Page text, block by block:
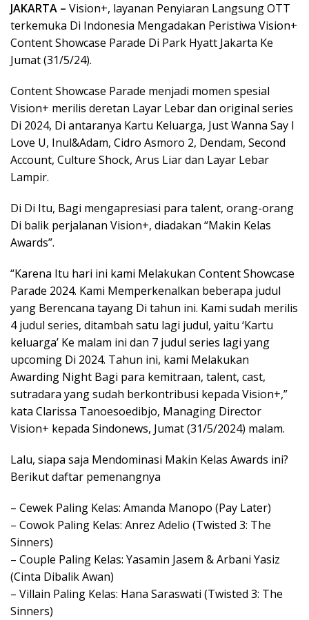
JAKARTA – Vision+, layanan Penyiaran Langsung OTT
terkemuka Di Indonesia Mengadakan Peristiwa Vision+
Content Showcase Parade Di Park Hyatt Jakarta Ke
Jumat (31/5/24).
Content Showcase Parade menjadi momen spesial
Vision+ merilis deretan Layar Lebar dan original series
Di 2024, Di antaranya Kartu Keluarga, Just Wanna Say I
Love U, Inul&Adam, Cidro Asmoro 2, Dendam, Second
Account, Culture Shock, Arus Liar dan Layar Lebar
Lampir.
Di Di Itu, Bagi mengapresiasi para talent, orang-orang
Di balik perjalanan Vision+, diadakan “Makin Kelas
Awards”.
“Karena Itu hari ini kami Melakukan Content Showcase
Parade 2024. Kami Memperkenalkan beberapa judul
yang Berencana tayang Di tahun ini. Kami sudah merilis
4 judul series, ditambah satu lagi judul, yaitu ‘Kartu
keluarga’ Ke malam ini dan 7 judul series lagi yang
upcoming Di 2024. Tahun ini, kami Melakukan
Awarding Night Bagi para kemitraan, talent, cast,
sutradara yang sudah berkontribusi kepada Vision+,”
kata Clarissa Tanoesoedibjo, Managing Director
Vision+ kepada Sindonews, Jumat (31/5/2024) malam.
Lalu, siapa saja Mendominasi Makin Kelas Awards ini?
Berikut daftar pemenangnya
– Cewek Paling Kelas: Amanda Manopo (Pay Later)
– Cowok Paling Kelas: Anrez Adelio (Twisted 3: The
Sinners)
– Couple Paling Kelas: Yasamin Jasem & Arbani Yasiz
(Cinta Dibalik Awan)
– Villain Paling Kelas: Hana Saraswati (Twisted 3: The
Sinners)